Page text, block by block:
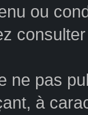
ou
ne pas
à